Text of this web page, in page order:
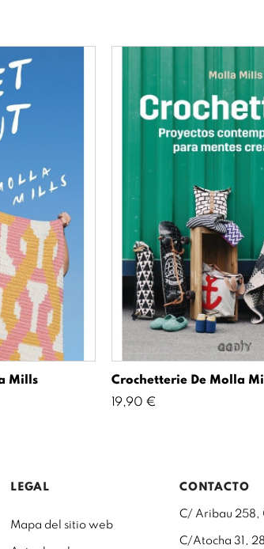
Mills Crochetterie De Molla
Precio
19,90 €
LEGAL
Mapa del sitio web
CONTACTO
C/ Aribau 258,
C/Atocha 31,